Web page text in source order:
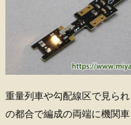
重量列車や勾配線区で見ら
の都合で編成の両端に機関